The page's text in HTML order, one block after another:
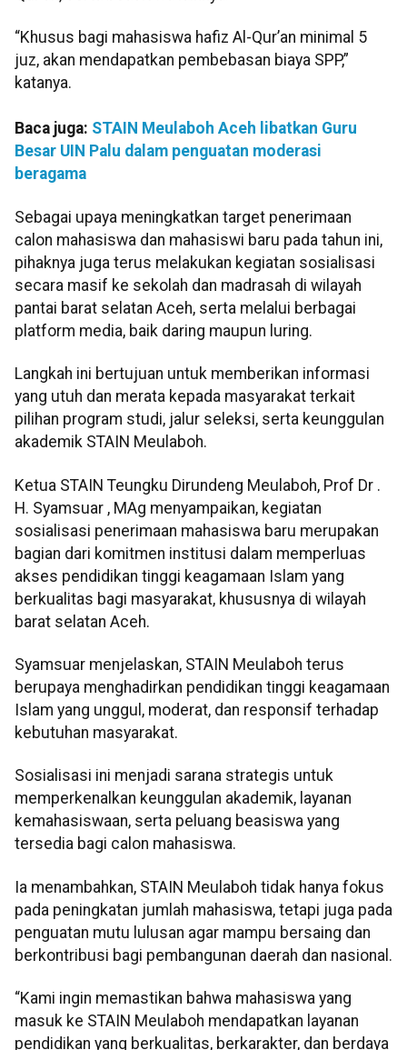
“Khusus bagi mahasiswa hafiz Al-Qur’an minimal 5
juz, akan mendapatkan pembebasan biaya SPP,”
katanya.
Baca juga: STAIN Meulaboh Aceh libatkan Guru
Besar UIN Palu dalam penguatan moderasi
beragama
Sebagai upaya meningkatkan target penerimaan
calon mahasiswa dan mahasiswi baru pada tahun ini,
pihaknya juga terus melakukan kegiatan sosialisasi
secara masif ke sekolah dan madrasah di wilayah
pantai barat selatan Aceh, serta melalui berbagai
platform media, baik daring maupun luring.
Langkah ini bertujuan untuk memberikan informasi
yang utuh dan merata kepada masyarakat terkait
pilihan program studi, jalur seleksi, serta keunggulan
akademik STAIN Meulaboh.
Ketua STAIN Teungku Dirundeng Meulaboh, Prof Dr .
H. Syamsuar , MAg menyampaikan, kegiatan
sosialisasi penerimaan mahasiswa baru merupakan
bagian dari komitmen institusi dalam memperluas
akses pendidikan tinggi keagamaan Islam yang
berkualitas bagi masyarakat, khususnya di wilayah
barat selatan Aceh.
Syamsuar menjelaskan, STAIN Meulaboh terus
berupaya menghadirkan pendidikan tinggi keagamaan
Islam yang unggul, moderat, dan responsif terhadap
kebutuhan masyarakat.
Sosialisasi ini menjadi sarana strategis untuk
memperkenalkan keunggulan akademik, layanan
kemahasiswaan, serta peluang beasiswa yang
tersedia bagi calon mahasiswa.
Ia menambahkan, STAIN Meulaboh tidak hanya fokus
pada peningkatan jumlah mahasiswa, tetapi juga pada
penguatan mutu lulusan agar mampu bersaing dan
berkontribusi bagi pembangunan daerah dan nasional.
“Kami ingin memastikan bahwa mahasiswa yang
masuk ke STAIN Meulaboh mendapatkan layanan
pendidikan yang berkualitas, berkarakter, dan berdaya